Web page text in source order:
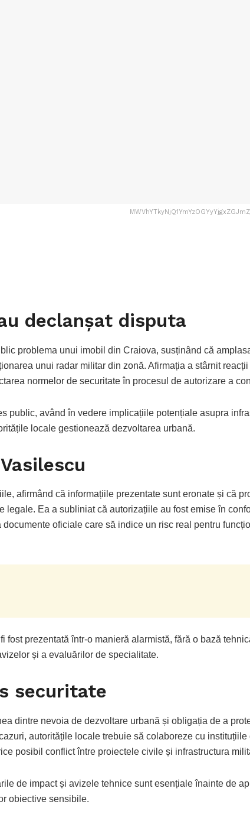
declanșat disputa
problema unui imobil din Craiova, susținând că
unui radar militar din zonă. Afirmația a stârnit
normelor de securitate în procesul de autorizare a
public, având în vedere implicațiile potențiale asupra
locale gestionează dezvoltarea urbană.
afirmând că informațiile prezentate sunt eronate și că
legale. Ea a subliniat că autorizațiile au fost emise în
oficiale care să indice un risc real pentru
fost prezentată într-o manieră alarmistă, fără o bază
și a evaluărilor de specialitate.
securitate
dintre nevoia de dezvoltare urbană și obligația de a
autoritățile locale trebuie să colaboreze cu instituțiile
posibil conflict între proiectele civile și infrastructura
de impact și avizele tehnice sunt esențiale înainte de
obiective sensibile.